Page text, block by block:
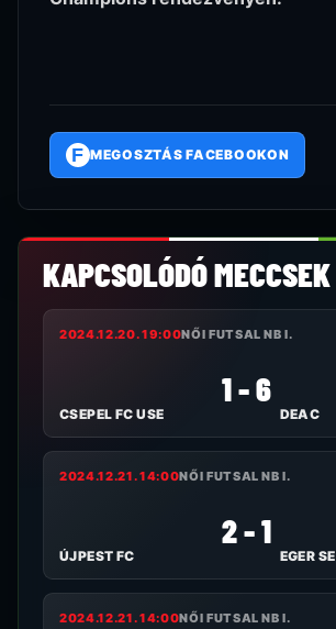
F MEGOSZTÁS FACEBOOKON
KAPCSOLÓDÓ MECCSEK
2024.12.20. 19:00NŐI FUTSAL NB I.
CSEPEL FC USE
1 - 6
DEAC
2024.12.21. 14:00NŐI FUTSAL NB I.
ÚJPEST FC
2 - 1
EGER SE
2024.12.21. 14:00NŐI FUTSAL NB I.